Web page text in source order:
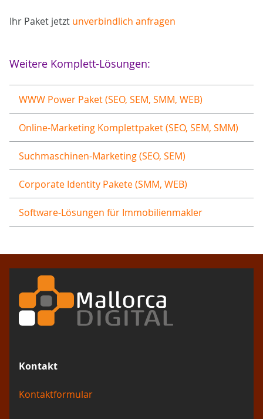
Ihr Paket jetzt unverbindlich anfragen
Weitere Komplett-Lösungen:
WWW Power Paket (SEO, SEM, SMM, WEB)
Online-Marketing Komplettpaket (SEO, SEM, SMM)
Suchmaschinen-Marketing (SEO, SEM)
Corporate Identity Pakete (SMM, WEB)
Software-Lösungen für Immobilienmakler
Kontakt
Kontaktformular